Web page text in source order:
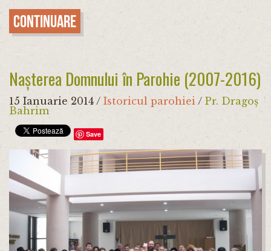
Continuare
Nașterea Domnului în Parohie (2007-2016)
15 Ianuarie 2014 / Istoricul parohiei / Pr. Dragoș
Bahrim
Save